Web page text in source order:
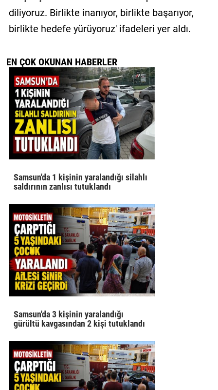
diliyoruz. Birlikte inanıyor, birlikte başarıyor,
birlikte hedefe yürüyoruz' ifadeleri yer aldı.
EN ÇOK OKUNAN HABERLER
Samsun'da 1 kişinin yaralandığı silahlı
saldırının zanlısı tutuklandı
Samsun'da 3 kişinin yaralandığı
gürültü kavgasından 2 kişi tutuklandı